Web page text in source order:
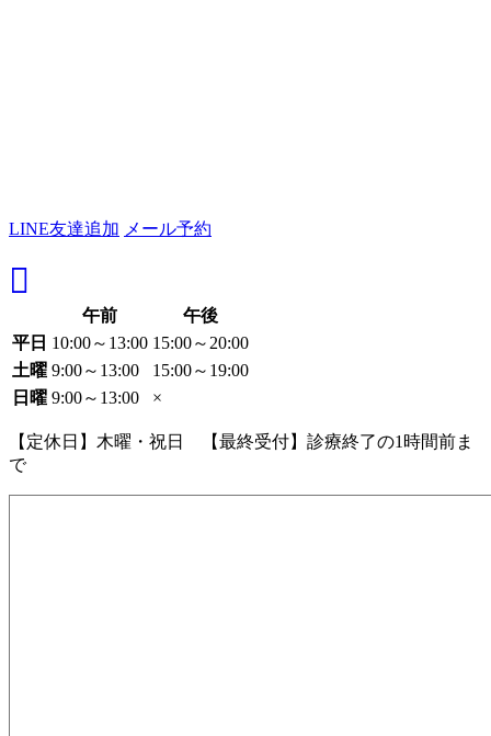
LINE友達追加 メール予約
午前
午後
平日 10:00～13:00 15:00～20:00
土曜 9:00～13:00
15:00～19:00
日曜 9:00～13:00 ×
【定休日】木曜・祝日 【最終受付】診療終了の1時間前ま
で